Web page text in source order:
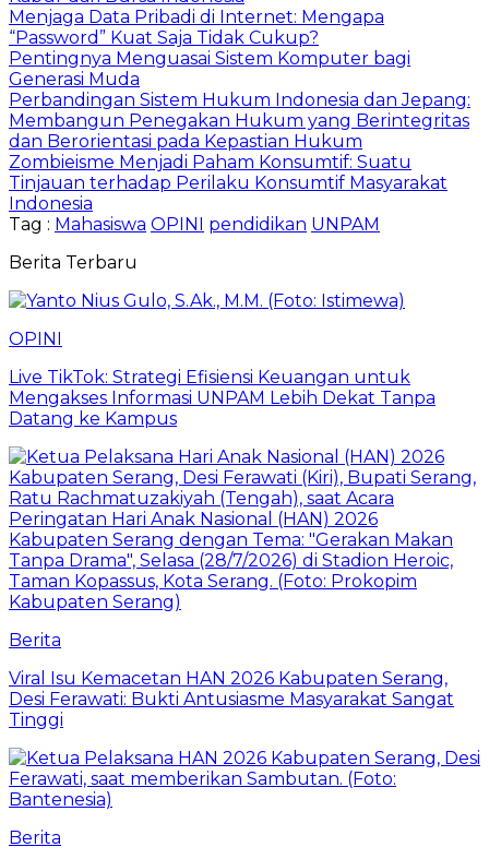
Menjaga Data Pribadi di Internet: Mengapa
“Password” Kuat Saja Tidak Cukup?
Pentingnya Menguasai Sistem Komputer bagi
Generasi Muda
Perbandingan Sistem Hukum Indonesia dan Jepang:
Membangun Penegakan Hukum yang Berintegritas
dan Berorientasi pada Kepastian Hukum
Zombieisme Menjadi Paham Konsumtif: Suatu
Tinjauan terhadap Perilaku Konsumtif Masyarakat
Indonesia
Tag : Mahasiswa OPINI pendidikan UNPAM
Berita Terbaru
OPINI
Live TikTok: Strategi Efisiensi Keuangan untuk
Mengakses Informasi UNPAM Lebih Dekat Tanpa
Datang ke Kampus
Berita
Viral Isu Kemacetan HAN 2026 Kabupaten Serang,
Desi Ferawati: Bukti Antusiasme Masyarakat Sangat
Tinggi
Berita